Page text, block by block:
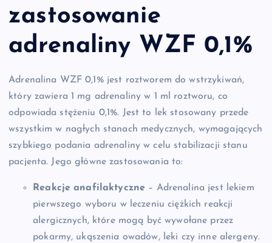
zastosowanie
adrenaliny WZF 0,1%
Adrenalina WZF 0,1% jest roztworem do wstrzykiwań,
który zawiera 1 mg adrenaliny w 1 ml roztworu, co
odpowiada stężeniu 0,1%. Jest to lek stosowany przede
wszystkim w nagłych stanach medycznych, wymagających
szybkiego podania adrenaliny w celu stabilizacji stanu
pacjenta. Jego główne zastosowania to:
Reakcje anafilaktyczne – Adrenalina jest lekiem
pierwszego wyboru w leczeniu ciężkich reakcji
alergicznych, które mogą być wywołane przez
pokarmy, ukąszenia owadów, leki czy inne alergeny.